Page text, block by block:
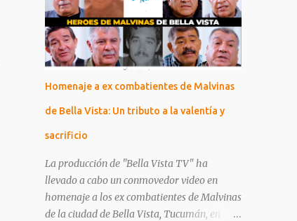
gran comunidad! No olvides suscribirte y
activar la campanita para que te alerte
cuando subamos nuevo contenido 👍 Ver
todo el canal 👉 Bella Vista TV 📺. 👉
Otras redes sociales: | Tik tok! | Twitter /
X | Instagram | Facebook |
Homenaje a ex combatientes de Malvinas
de Bella Vista: Un tributo a la valentía y
sacrificio
La producción de "Bella Vista TV" ha
llevado a cabo un conmovedor video en
homenaje a los ex combatientes de Malvinas
de la ciudad de Bella Vista, Tucumán, en